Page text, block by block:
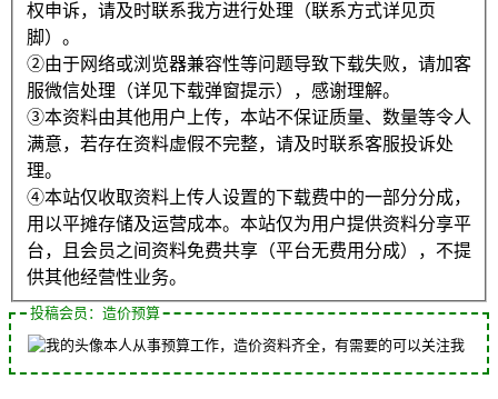
权申诉，请及时联系我方进行处理（联系方式详见页
脚）。
②由于网络或浏览器兼容性等问题导致下载失败，请加客
服微信处理（详见下载弹窗提示），感谢理解。
③本资料由其他用户上传，本站不保证质量、数量等令人
满意，若存在资料虚假不完整，请及时联系客服投诉处
理。
④本站仅收取资料上传人设置的下载费中的一部分分成，
用以平摊存储及运营成本。本站仅为用户提供资料分享平
台，且会员之间资料免费共享（平台无费用分成），不提
供其他经营性业务。
投稿会员：造价预算
本人从事预算工作，造价资料齐全，有需要的可以关注我